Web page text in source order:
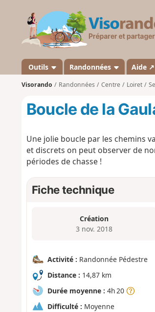
Outils Randonnées Aide ↗
Visorando Randonnées Centre Loiret
Boucle de la
Une jolie boucle par les chemins
et discrets on peut observer de
périodes de chasse !
Fiche technique
Création
3 nov. 2018
Activité : Randonnée Pédestre
Distance : 14,87 km
Durée moyenne : 4h 20
Difficulté : Moyenne